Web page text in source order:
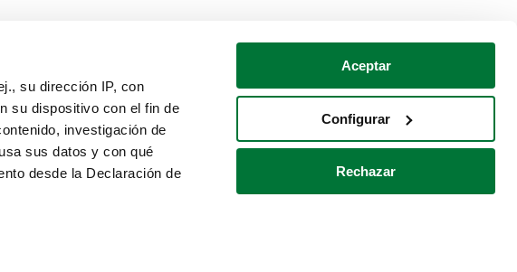
su dirección IP, con
su dispositivo con el fin de
investigación de
sus datos y con qué
desde la Declaración de
Aceptar
Configurar
Rechazar